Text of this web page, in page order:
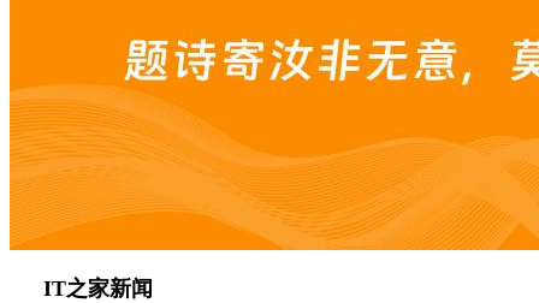
IT之家新闻